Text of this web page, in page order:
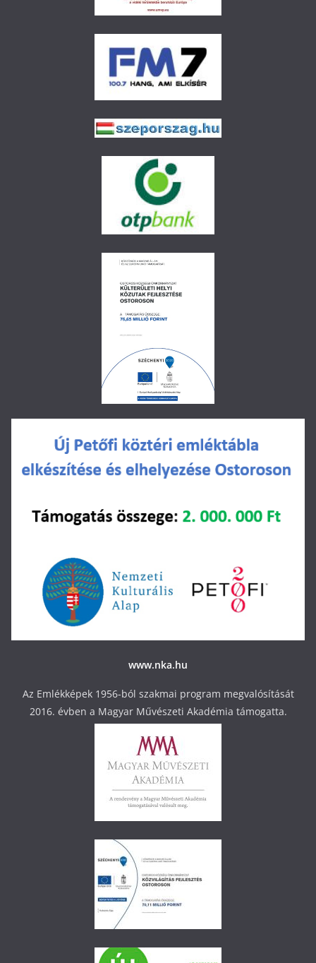
www.nka.hu
Az Emlékképek 1956-ból szakmai program megvalósítását
2016. évben a Magyar Művészeti Akadémia támogatta.